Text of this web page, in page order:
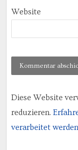
Website
Diese Website
reduzieren.
verarbeitet